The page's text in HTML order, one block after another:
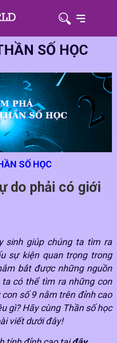
SỐ HỌC
SỐ HỌC
do phải có giới
sinh giúp chúng ta tìm ra
sự kiện quan trọng trong
bắt được những nguồn
có thể tìm ra những con
số 9 nằm trên đỉnh cao
gì? Hãy cùng Thần số học
viết dưới đây!